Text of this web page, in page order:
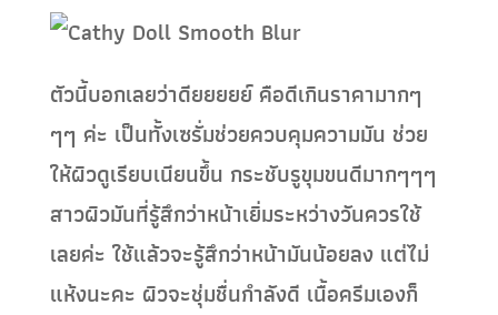
ตัวนี้บอกเลยว่าดียยยยย์ คือดีเกินราคามากๆ
ๆๆ ค่ะ เป็นทั้งเซรั่มช่วยควบคุมความมัน ช่วย
ให้ผิวดูเรียบเนียนขึ้น กระชับรูขุมขนดีมากๆๆๆ
สาวผิวมันที่รู้สึกว่าหน้าเยิ่มระหว่างวันควรใช้
เลยค่ะ ใช้แล้วจะรู้สึกว่าหน้ามันน้อยลง แต่ไม่
แห้งนะคะ ผิวจะชุ่มชื่นกำลังดี เนื้อครีมเองก็